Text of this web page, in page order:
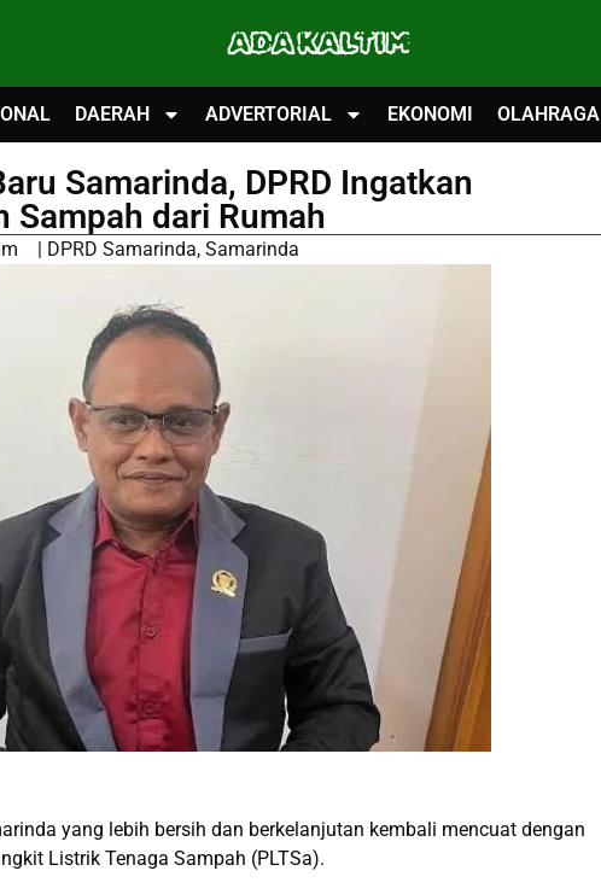
ADA KALTIM
DAERAH ADVERTORIAL EKONOMI OLAHRAGA
Samarinda, DPRD Ingatkan
Sampah dari Rumah
| DPRD Samarinda, Samarinda
yang lebih bersih dan berkelanjutan kembali mencuat dengan
Listrik Tenaga Sampah (PLTSa).